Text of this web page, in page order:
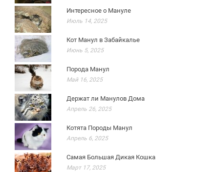
Интересное о Мануле
Июль 14, 2025
Кот Манул в Забайкалье
Июнь 5, 2025
Порода Манул
Май 16, 2025
Держат ли Манулов Дома
Апрель 26, 2025
Котята Породы Манул
Апрель 6, 2025
Самая Большая Дикая Кошка
Март 17, 2025